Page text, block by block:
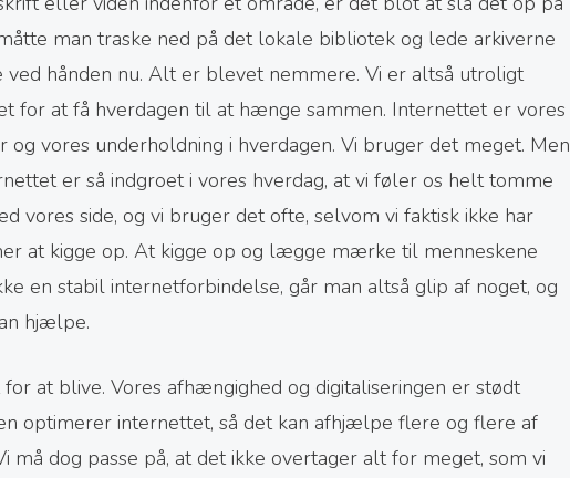
man traske ned på det lokale bibliotek og lede arkiverne
ved hånden nu. Alt er blevet nemmere. Vi er altså utroligt
for at få hverdagen til at hænge sammen. Internettet er vores
og vores underholdning i hverdagen. Vi bruger det meget. Men
er så indgroet i vores hverdag, at vi føler os helt tomme
vores side, og vi bruger det ofte, selvom vi faktisk ikke har
at kigge op. At kigge op og lægge mærke til menneskene
en stabil internetforbindelse, går man altså glip af noget, og
hjælpe.
at blive. Vores afhængighed og digitaliseringen er stødt
optimerer internettet, så det kan afhjælpe flere og flere af
må dog passe på, at det ikke overtager alt for meget, som vi